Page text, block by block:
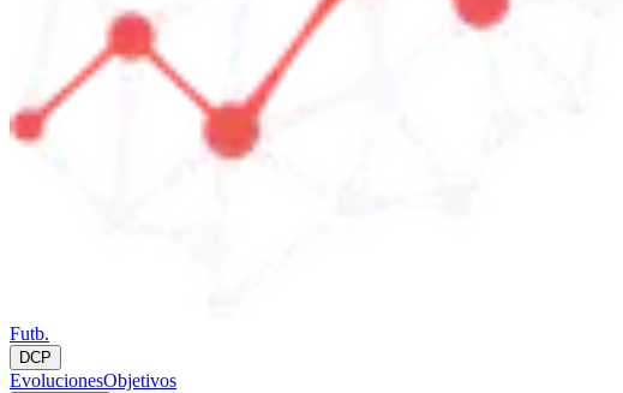
Futb.
DCP
EvolucionesObjetivos